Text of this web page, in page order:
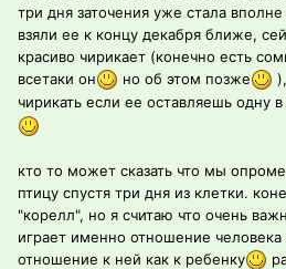
три дня заточения уже стала
взяли ее к концу декабря ближе,
красиво чирикает (конечно есть
всетаки он
но об этом позже
чирикать если ее оставляешь одну
кто то может сказать что мы
птицу спустя три дня из клетки.
"корелл", но я считаю что очень
играет именно отношение
отношение к ней как к ребенку